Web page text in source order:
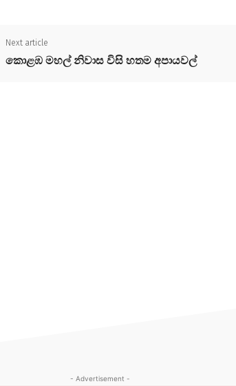
Next article
කොළඹ මහල් නිවාස විසි හතම අපායවල්
- Advertisement -